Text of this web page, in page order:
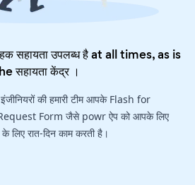
सहायता उपलब्ध है at all times, as is
सहायता केंद्र।
की हमारी टीम आपके Flash for
Form जैसे powr ऐप को आपके लिए
लिए रात-दिन काम करती है।